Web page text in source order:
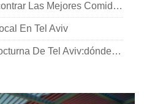
Tel A-Vegan:dónde Encontrar Las Mejores Comidas Sin Animales En Tel Aviv
En Tel Aviv
Lo Mejor De La Vida Nocturna De Tel Aviv:dónde Ir De Fiesta En Israel